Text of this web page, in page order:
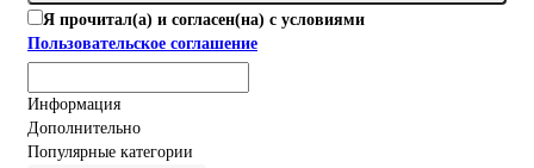
Я прочитал(а) и согласен(на) с условиями
Пользовательское соглашение
Информация
Дополнительно
Популярные категории